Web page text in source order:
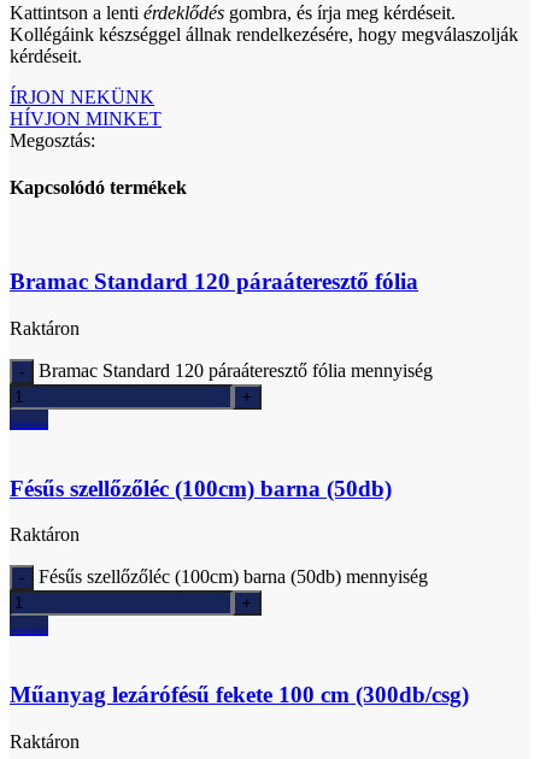
Kattintson a lenti érdeklődés gombra, és írja meg kérdéseit.
Kollégáink készséggel állnak rendelkezésére, hogy megválaszolják
kérdéseit.
ÍRJON NEKÜNK
HÍVJON MINKET
Megosztás:
Kapcsolódó termékek
Bramac Standard 120 páraáteresztő fólia
Raktáron
Bramac Standard 120 páraáteresztő fólia mennyiség
Ajánlatkérés
Fésűs szellőzőléc (100cm) barna (50db)
Raktáron
Fésűs szellőzőléc (100cm) barna (50db) mennyiség
Ajánlatkérés
Műanyag lezárófésű fekete 100 cm (300db/csg)
Raktáron